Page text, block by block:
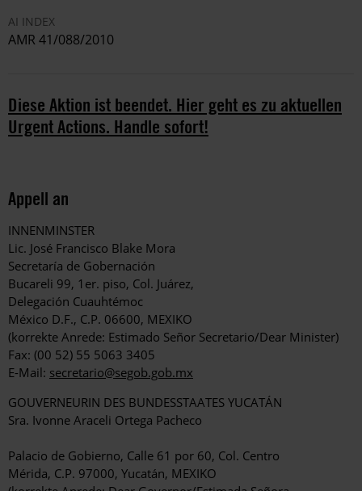
AI INDEX
AMR 41/088/2010
Diese Aktion ist beendet. Hier geht es zu aktuellen
Urgent Actions. Handle sofort!
Appell an
INNENMINSTER
Lic. José Francisco Blake Mora
Secretaría de Gobernación
Bucareli 99, 1er. piso, Col. Juárez,
Delegación Cuauhtémoc
México D.F., C.P. 06600, MEXIKO
(korrekte Anrede: Estimado Señor Secretario/Dear Minister)
Fax: (00 52) 55 5063 3405
E-Mail: secretario@segob.gob.mx
GOUVERNEURIN DES BUNDESSTAATES YUCATÁN
Sra. Ivonne Araceli Ortega Pacheco
Palacio de Gobierno, Calle 61 por 60, Col. Centro
Mérida, C.P. 97000, Yucatán, MEXIKO